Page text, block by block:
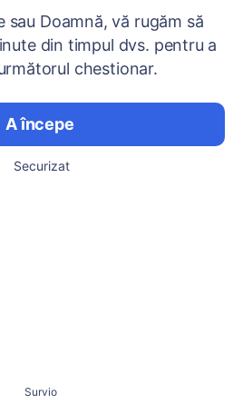
sau Doamnă, vă rugăm să
din timpul dvs. pentru a
chestionar.
A începe
Securizat
Survio